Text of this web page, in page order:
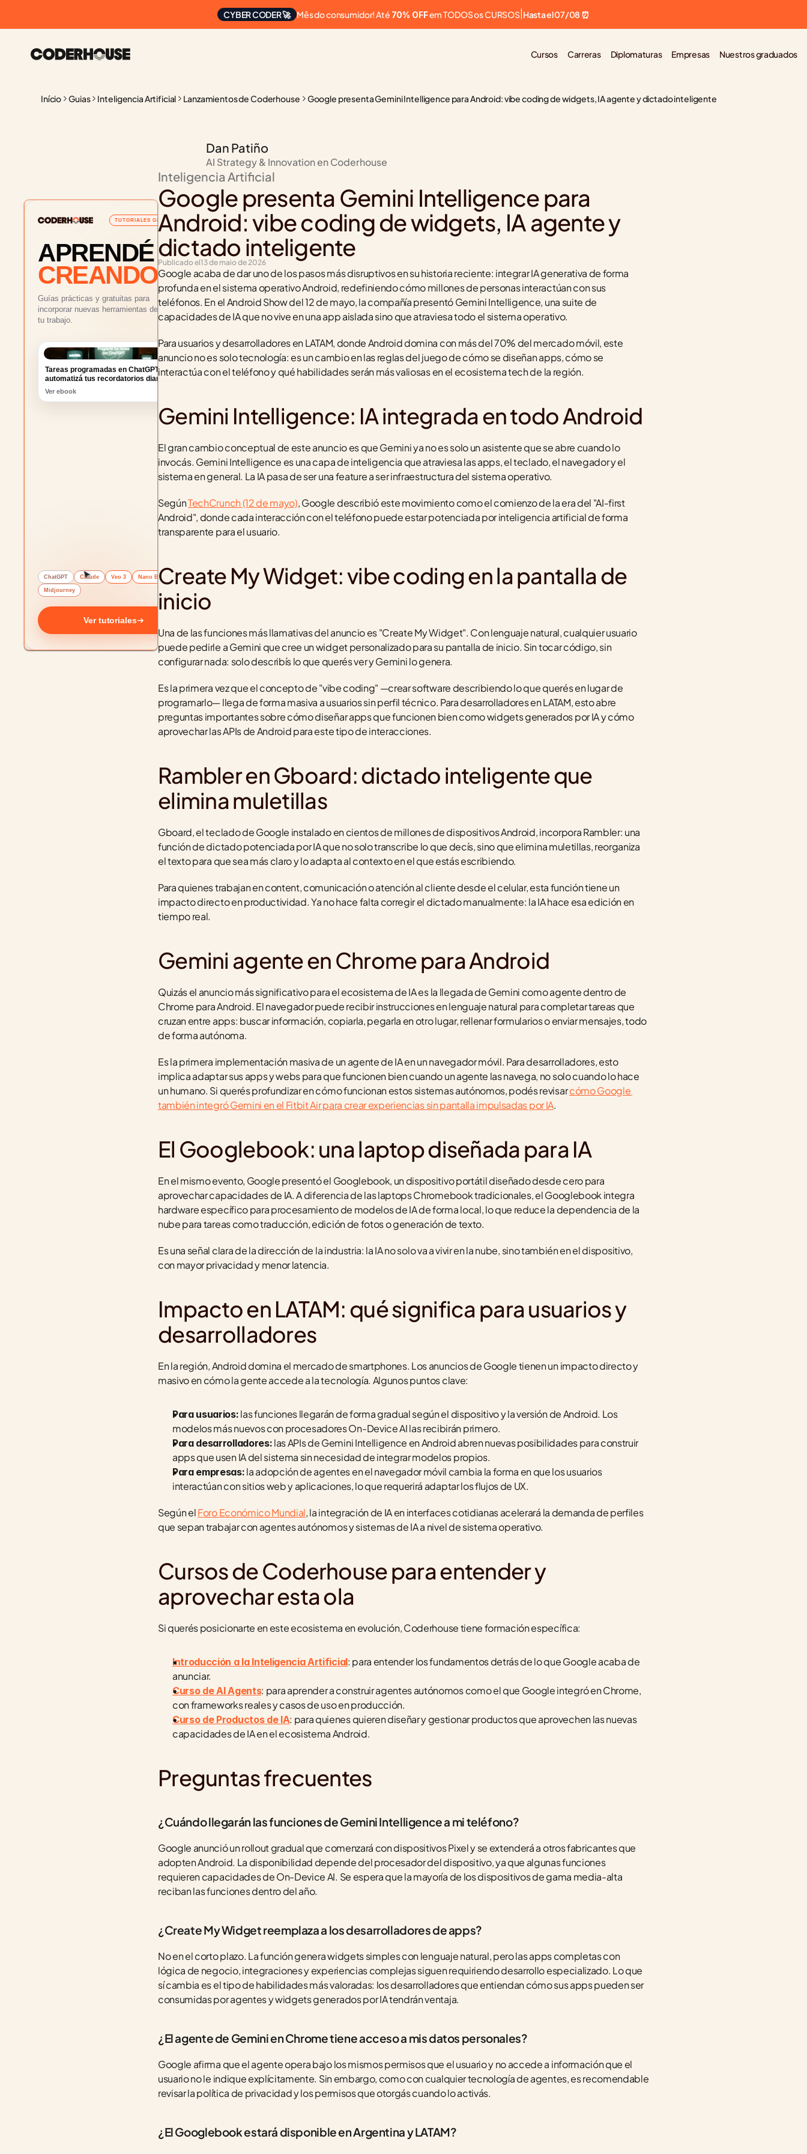
CYBER CODER 🚀 Mês do consumidor! Até 70% OFF em TODOS os CURSOS Hasta el 07/08 ⏰
Cursos Carreras Diplomaturas Empresas Nuestros graduados
Início Guias Inteligencia Artificial Lanzamientos de Coderhouse Google presenta Gemini Intelligence para Android: vibe coding de widgets, IA agente y dictado inteligente
TUTORIALES GRATUITOS
APRENDÉ
CREANDO
Guías prácticas y gratuitas para
incorporar nuevas herramientas de IA a
tu trabajo.
Tareas programadas en ChatGPT:
automatizá tus recordatorios diarios
Ver ebook
ChatGPT Claude Veo 3 Nano Banana
Midjourney
Ver tutoriales
Dan Patiño
AI Strategy & Innovation en Coderhouse
Inteligencia Artificial
Google presenta Gemini Intelligence para
Android: vibe coding de widgets, IA agente y
dictado inteligente
Publicado el13 de maio de 2026
Google acaba de dar uno de los pasos más disruptivos en su historia reciente: integrar IA generativa de forma
profunda en el sistema operativo Android, redefiniendo cómo millones de personas interactúan con sus
teléfonos. En el Android Show del 12 de mayo, la compañía presentó Gemini Intelligence, una suite de
capacidades de IA que no vive en una app aislada sino que atraviesa todo el sistema operativo.
Para usuarios y desarrolladores en LATAM, donde Android domina con más del 70% del mercado móvil, este
anuncio no es solo tecnología: es un cambio en las reglas del juego de cómo se diseñan apps, cómo se
interactúa con el teléfono y qué habilidades serán más valiosas en el ecosistema tech de la región.
Gemini Intelligence: IA integrada en todo Android
El gran cambio conceptual de este anuncio es que Gemini ya no es solo un asistente que se abre cuando lo
invocás. Gemini Intelligence es una capa de inteligencia que atraviesa las apps, el teclado, el navegador y el
sistema en general. La IA pasa de ser una feature a ser infraestructura del sistema operativo.
Según TechCrunch (12 de mayo), Google describió este movimiento como el comienzo de la era del "AI-first
Android", donde cada interacción con el teléfono puede estar potenciada por inteligencia artificial de forma
transparente para el usuario.
Create My Widget: vibe coding en la pantalla de
inicio
Una de las funciones más llamativas del anuncio es "Create My Widget". Con lenguaje natural, cualquier usuario
puede pedirle a Gemini que cree un widget personalizado para su pantalla de inicio. Sin tocar código, sin
configurar nada: solo describís lo que querés ver y Gemini lo genera.
Es la primera vez que el concepto de "vibe coding" —crear software describiendo lo que querés en lugar de
programarlo— llega de forma masiva a usuarios sin perfil técnico. Para desarrolladores en LATAM, esto abre
preguntas importantes sobre cómo diseñar apps que funcionen bien como widgets generados por IA y cómo
aprovechar las APIs de Android para este tipo de interacciones.
Rambler en Gboard: dictado inteligente que
elimina muletillas
Gboard, el teclado de Google instalado en cientos de millones de dispositivos Android, incorpora Rambler: una
función de dictado potenciada por IA que no solo transcribe lo que decís, sino que elimina muletillas, reorganiza
el texto para que sea más claro y lo adapta al contexto en el que estás escribiendo.
Para quienes trabajan en content, comunicación o atención al cliente desde el celular, esta función tiene un
impacto directo en productividad. Ya no hace falta corregir el dictado manualmente: la IA hace esa edición en
tiempo real.
Gemini agente en Chrome para Android
Quizás el anuncio más significativo para el ecosistema de IA es la llegada de Gemini como agente dentro de
Chrome para Android. El navegador puede recibir instrucciones en lenguaje natural para completar tareas que
cruzan entre apps: buscar información, copiarla, pegarla en otro lugar, rellenar formularios o enviar mensajes, todo
de forma autónoma.
Es la primera implementación masiva de un agente de IA en un navegador móvil. Para desarrolladores, esto
implica adaptar sus apps y webs para que funcionen bien cuando un agente las navega, no solo cuando lo hace
un humano. Si querés profundizar en cómo funcionan estos sistemas autónomos, podés revisar cómo Google
también integró Gemini en el Fitbit Air para crear experiencias sin pantalla impulsadas por IA.
El Googlebook: una laptop diseñada para IA
En el mismo evento, Google presentó el Googlebook, un dispositivo portátil diseñado desde cero para
aprovechar capacidades de IA. A diferencia de las laptops Chromebook tradicionales, el Googlebook integra
hardware específico para procesamiento de modelos de IA de forma local, lo que reduce la dependencia de la
nube para tareas como traducción, edición de fotos o generación de texto.
Es una señal clara de la dirección de la industria: la IA no solo va a vivir en la nube, sino también en el dispositivo,
con mayor privacidad y menor latencia.
Impacto en LATAM: qué significa para usuarios y
desarrolladores
En la región, Android domina el mercado de smartphones. Los anuncios de Google tienen un impacto directo y
masivo en cómo la gente accede a la tecnología. Algunos puntos clave:
Para usuarios: las funciones llegarán de forma gradual según el dispositivo y la versión de Android. Los
modelos más nuevos con procesadores On-Device AI las recibirán primero.
Para desarrolladores: las APIs de Gemini Intelligence en Android abren nuevas posibilidades para construir
apps que usen IA del sistema sin necesidad de integrar modelos propios.
Para empresas: la adopción de agentes en el navegador móvil cambia la forma en que los usuarios
interactúan con sitios web y aplicaciones, lo que requerirá adaptar los flujos de UX.
Según el Foro Económico Mundial, la integración de IA en interfaces cotidianas acelerará la demanda de perfiles
que sepan trabajar con agentes autónomos y sistemas de IA a nivel de sistema operativo.
Cursos de Coderhouse para entender y
aprovechar esta ola
Si querés posicionarte en este ecosistema en evolución, Coderhouse tiene formación específica:
Introducción a la Inteligencia Artificial: para entender los fundamentos detrás de lo que Google acaba de
anunciar.
Curso de AI Agents: para aprender a construir agentes autónomos como el que Google integró en Chrome,
con frameworks reales y casos de uso en producción.
Curso de Productos de IA: para quienes quieren diseñar y gestionar productos que aprovechen las nuevas
capacidades de IA en el ecosistema Android.
Preguntas frecuentes
¿Cuándo llegarán las funciones de Gemini Intelligence a mi teléfono?
Google anunció un rollout gradual que comenzará con dispositivos Pixel y se extenderá a otros fabricantes que
adopten Android. La disponibilidad depende del procesador del dispositivo, ya que algunas funciones
requieren capacidades de On-Device AI. Se espera que la mayoría de los dispositivos de gama media-alta
reciban las funciones dentro del año.
¿Create My Widget reemplaza a los desarrolladores de apps?
No en el corto plazo. La función genera widgets simples con lenguaje natural, pero las apps completas con
lógica de negocio, integraciones y experiencias complejas siguen requiriendo desarrollo especializado. Lo que
sí cambia es el tipo de habilidades más valoradas: los desarrolladores que entiendan cómo sus apps pueden ser
consumidas por agentes y widgets generados por IA tendrán ventaja.
¿El agente de Gemini en Chrome tiene acceso a mis datos personales?
Google afirma que el agente opera bajo los mismos permisos que el usuario y no accede a información que el
usuario no le indique explícitamente. Sin embargo, como con cualquier tecnología de agentes, es recomendable
revisar la política de privacidad y los permisos que otorgás cuando lo activás.
¿El Googlebook estará disponible en Argentina y LATAM?